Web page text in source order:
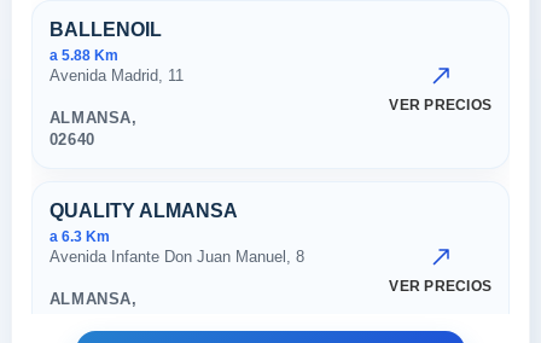
Estaciones cercanas en
BALLENOIL
a 5.88 Km
Avenida Madrid, 11
ALMANSA,
02640
VER PRECIOS
QUALITY ALMANSA
a 6.3 Km
Avenida Infante Don Juan Manuel, 8
ALMANSA,
VER PRECIOS